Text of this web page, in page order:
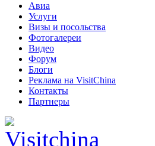
Авиа
Услуги
Визы и посольства
Фотогалереи
Видео
Форум
Блоги
Реклама на VisitChina
Контакты
Партнеры